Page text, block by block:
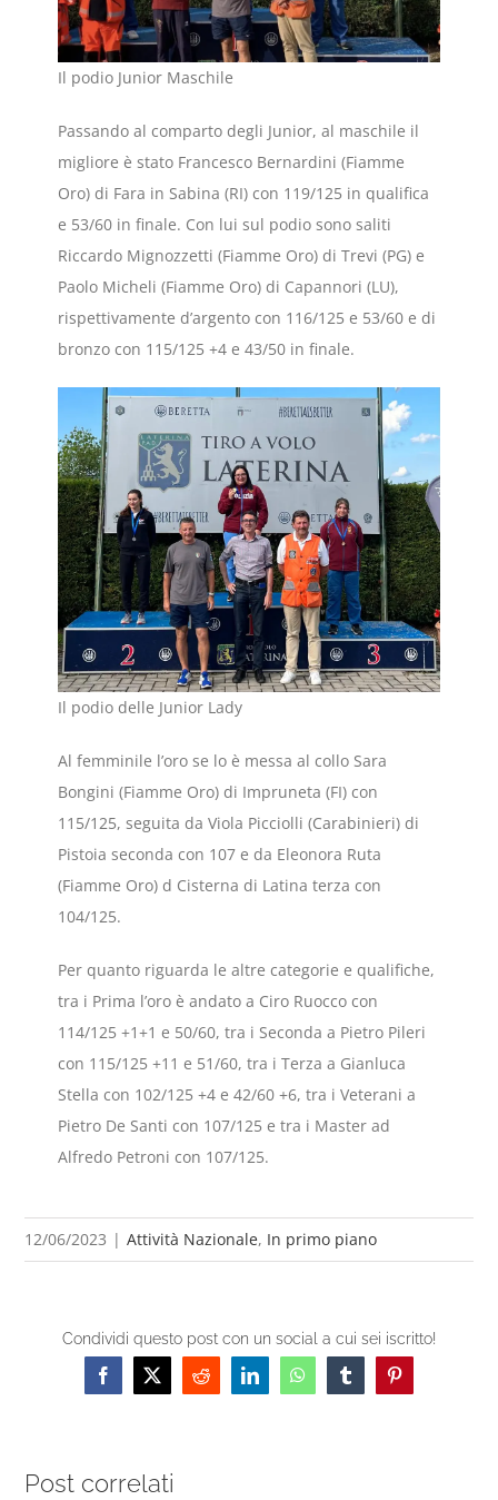
Il podio Junior Maschile
Passando al comparto degli Junior, al maschile il
migliore è stato Francesco Bernardini (Fiamme
Oro) di Fara in Sabina (RI) con 119/125 in qualifica
e 53/60 in finale. Con lui sul podio sono saliti
Riccardo Mignozzetti (Fiamme Oro) di Trevi (PG) e
Paolo Micheli (Fiamme Oro) di Capannori (LU),
rispettivamente d’argento con 116/125 e 53/60 e di
bronzo con 115/125 +4 e 43/50 in finale.
Il podio delle Junior Lady
Al femminile l’oro se lo è messa al collo Sara
Bongini (Fiamme Oro) di Impruneta (FI) con
115/125, seguita da Viola Picciolli (Carabinieri) di
Pistoia seconda con 107 e da Eleonora Ruta
(Fiamme Oro) d Cisterna di Latina terza con
104/125.
Per quanto riguarda le altre categorie e qualifiche,
tra i Prima l’oro è andato a Ciro Ruocco con
114/125 +1+1 e 50/60, tra i Seconda a Pietro Pileri
con 115/125 +11 e 51/60, tra i Terza a Gianluca
Stella con 102/125 +4 e 42/60 +6, tra i Veterani a
Pietro De Santi con 107/125 e tra i Master ad
Alfredo Petroni con 107/125.
12/06/2023 | Attività Nazionale, In primo piano
Condividi questo post con un social a cui sei iscritto!
Facebook
X RedditLinkedInWhatsAppTumblrPinterest
Post correlati